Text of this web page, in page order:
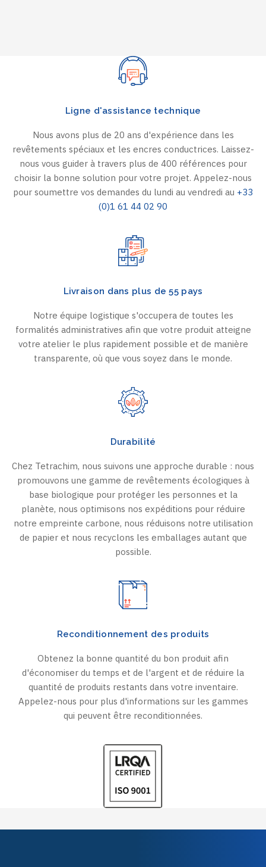
Ligne d'assistance technique
Nous avons plus de 20 ans d'expérience dans les
revêtements spéciaux et les encres conductrices. Laissez-
nous vous guider à travers plus de 400 références pour
choisir la bonne solution pour votre projet. Appelez-nous
pour soumettre vos demandes du lundi au vendredi au +33
(0)1 61 44 02 90
Livraison dans plus de 55 pays
Notre équipe logistique s'occupera de toutes les
formalités administratives afin que votre produit atteigne
votre atelier le plus rapidement possible et de manière
transparente, où que vous soyez dans le monde.
Durabilité
Chez Tetrachim, nous suivons une approche durable : nous
promouvons une gamme de revêtements écologiques à
base biologique pour protéger les personnes et la
planète, nous optimisons nos expéditions pour réduire
notre empreinte carbone, nous réduisons notre utilisation
de papier et nous recyclons les emballages autant que
possible.
Reconditionnement des produits
Obtenez la bonne quantité du bon produit afin
d'économiser du temps et de l'argent et de réduire la
quantité de produits restants dans votre inventaire.
Appelez-nous pour plus d'informations sur les gammes
qui peuvent être reconditionnées.